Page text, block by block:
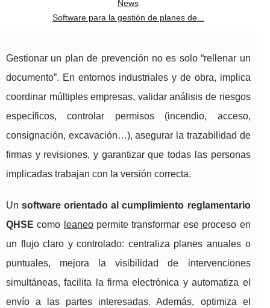
News
Software para la gestión de planes de...
Gestionar un plan de prevención no es solo “rellenar un
documento”. En entornos industriales y de obra, implica
coordinar múltiples empresas, validar análisis de riesgos
específicos, controlar permisos (incendio, acceso,
consignación, excavación…), asegurar la trazabilidad de
firmas y revisiones, y garantizar que todas las personas
implicadas trabajan con la versión correcta.
Unsoftware orientado al cumplimiento reglamentario
QHSE como leaneopermite transformar ese proceso en
un flujo claro y controlado: centraliza planes anuales o
puntuales, mejora la visibilidad de intervenciones
simultáneas, facilita la firma electrónica y automatiza el
envío a las partes interesadas. Además, optimiza el